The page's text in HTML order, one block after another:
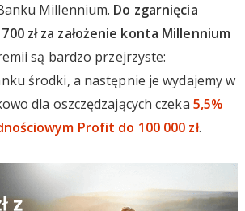
Millennium. Do zgarnięcia
zł za założenie konta Millennium
są bardzo przejrzyste:
środki, a następnie je wydajemy w
dla oszczędzających czeka 5,5%
Profit do 100 000 zł.